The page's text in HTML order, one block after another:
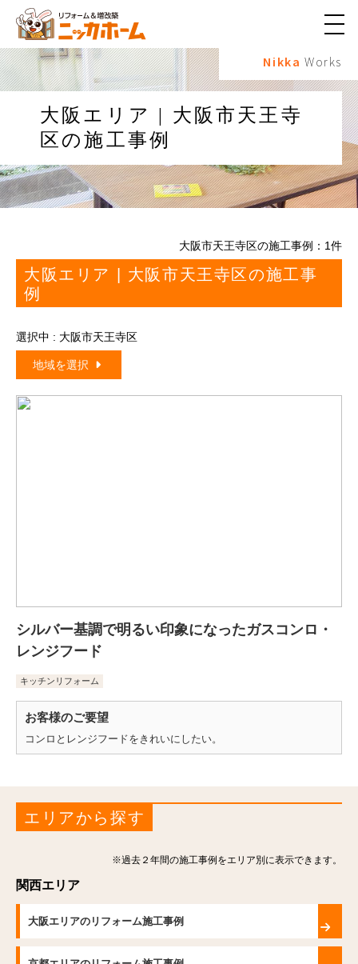
メ
ュ
ボ
タ
ン
Nikka Works
大阪エリア | 大阪市天王寺
区の施工事例
大阪市天王寺区の施工事例： 1件
大阪エリア | 大阪市天王寺区の施工事
例
選択中 : 大阪市天王寺区
地域を選択
シルバー基調で明るい印象になったガスコンロ・
レンジフード
キッチンリフォーム
お客様のご要望
コンロとレンジフードをきれいにしたい。
エリアから探す
※過去２年間の施工事例をエリア別に表示できます。
関西エリア
大阪エリアのリフォーム施工事例